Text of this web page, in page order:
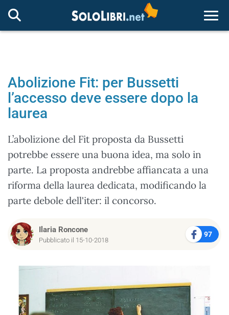
Abolizione Fit: per Bussetti
l’accesso deve essere dopo la
laurea
L’abolizione del Fit proposta da Bussetti
potrebbe essere una buona idea, ma solo in
parte. La proposta andrebbe affiancata a una
riforma della laurea dedicata, modificando la
parte debole dell'iter: il concorso.
Ilaria Roncone
Pubblicato il 15-10-2018
97